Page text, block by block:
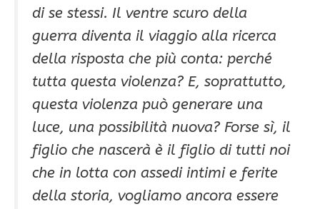
di se stessi. Il ventre scuro della
guerra diventa il viaggio alla ricerca
della risposta che più conta: perché
tutta questa violenza? E, soprattutto,
questa violenza può generare una
luce, una possibilità nuova? Forse sì, il
figlio che nascerà è il figlio di tutti noi
che in lotta con assedi intimi e ferite
della storia, vogliamo ancora essere